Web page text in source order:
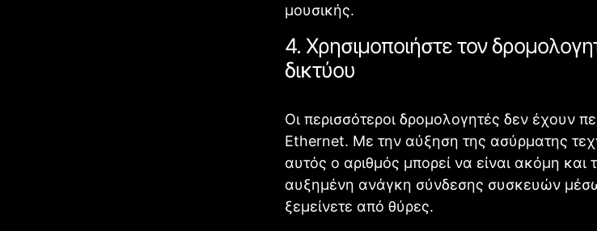
μουσικής.
4. Χρησιμοποιήστε τον
δικτύου
Οι περισσότεροι δρομολογητές δεν έχουν
Ethernet. Με την αύξηση της ασύρματης
αυτός ο αριθμός μπορεί να είναι ακόμη και
αυξημένη ανάγκη σύνδεσης συσκευών
ξεμείνετε από θύρες.